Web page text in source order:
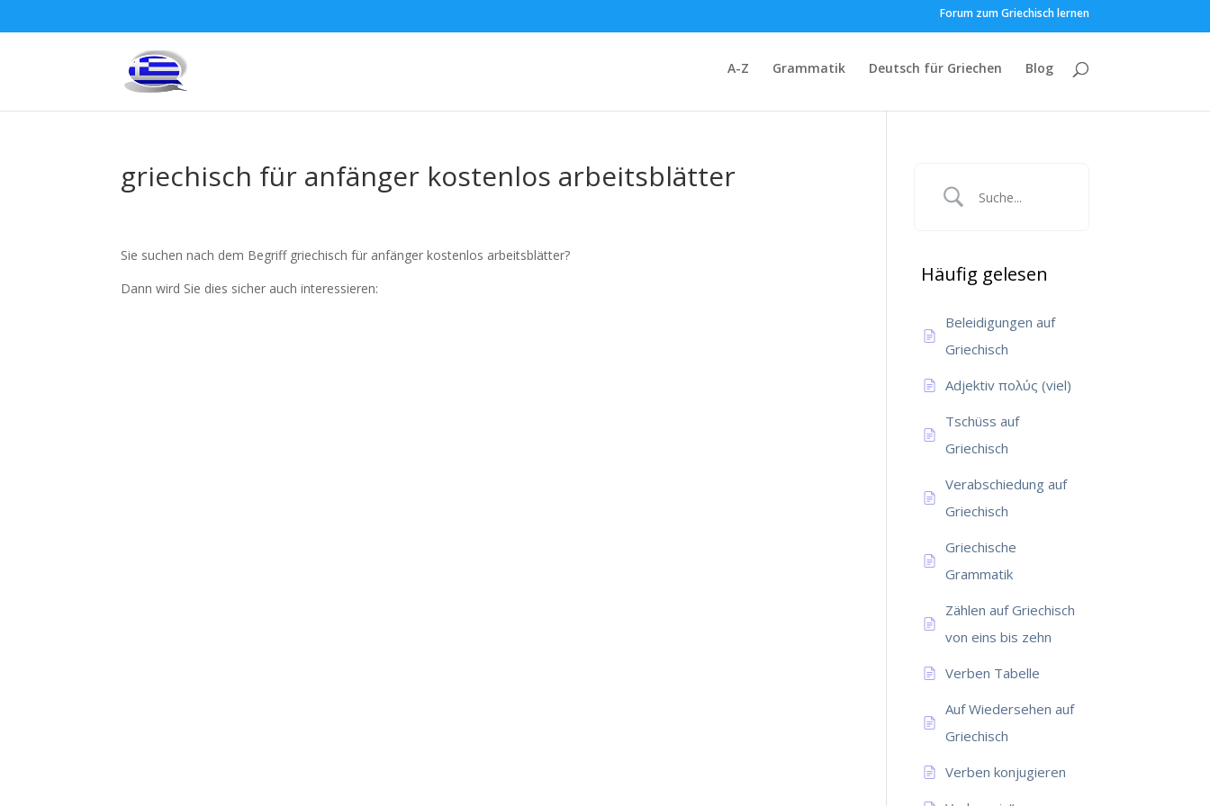
Forum zum Griechisch lernen
A-Z Grammatik Deutsch für Griechen Blog
griechisch für anfänger kostenlos arbeitsblätter
Sie suchen nach dem Begriff griechisch für anfänger kostenlos arbeitsblätter?
Dann wird Sie dies sicher auch interessieren:
Häufig gelesen
Beleidigungen auf
Griechisch
Adjektiv πολύς (viel)
Tschüss auf
Griechisch
Verabschiedung auf
Griechisch
Griechische
Grammatik
Zählen auf Griechisch
von eins bis zehn
Verben Tabelle
Auf Wiedersehen auf
Griechisch
Verben konjugieren